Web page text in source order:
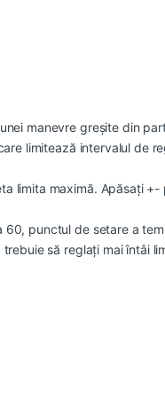
manevre greșite din
limitează intervalul de
limita maximă. Apăsați +-
punctul de setare a
să reglați mai întâi